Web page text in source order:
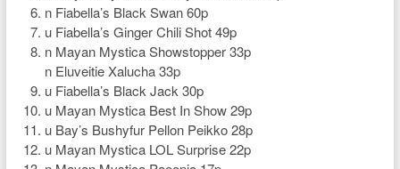
n Fiabella’s Black Swan 60p
u Fiabella’s Ginger Chili Shot 49p
n Mayan Mystica Showstopper 33p
n Eluveitie Xalucha 33p
u Fiabella’s Black Jack 30p
u Mayan Mystica Best In Show 29p
u Bay’s Bushyfur Pellon Peikko 28p
u Mayan Mystica LOL Surprise 22p